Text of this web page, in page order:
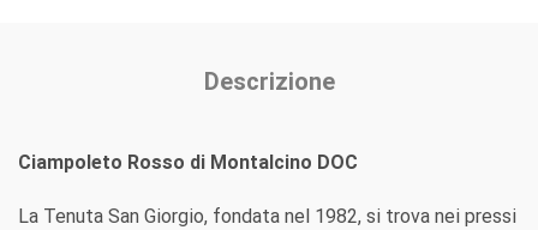
Descrizione
Ciampoleto Rosso di Montalcino DOC
La Tenuta San Giorgio, fondata nel 1982, si trova nei pressi